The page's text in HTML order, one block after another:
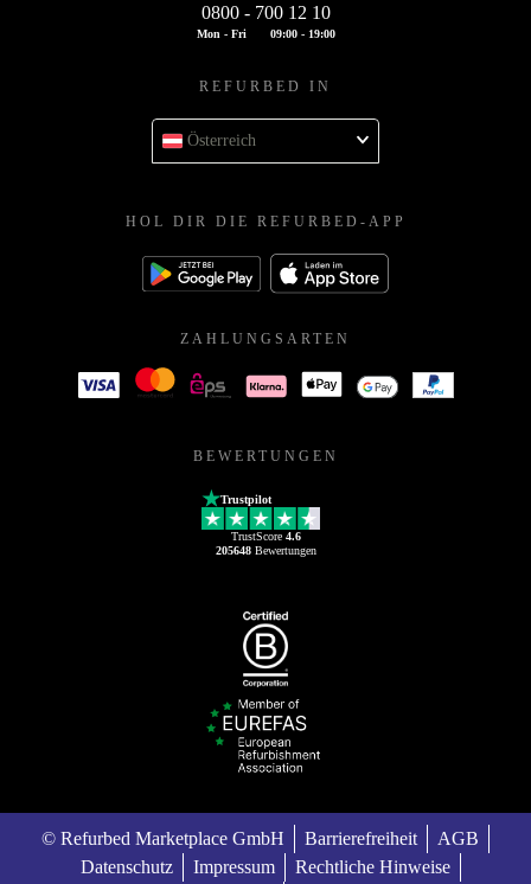
0800 - 700 12 10
Mon - Fri 09:00 - 19:00
REFURBED IN
Österreich
HOL DIR DIE REFURBED-APP
ZAHLUNGSARTEN
BEWERTUNGEN
Trustpilot
TrustScore 4.6
205648Bewertungen
© Refurbed Marketplace GmbH Barrierefreiheit
AGB
Datenschutz
Impressum Rechtliche Hinweise